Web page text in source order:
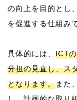
の向上を目的とし
を促進する仕組み
具体的には、 ICT
分担の見直し、ス
となります。また